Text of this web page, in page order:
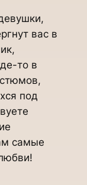
вас в
то в
под
самые